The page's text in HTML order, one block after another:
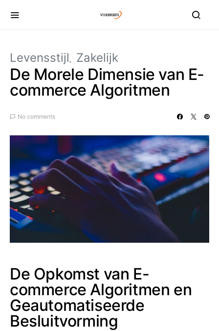
Levensstijl Zakelijk
De Morele Dimensie van E-
commerce Algoritmen
No comments
De Opkomst van E-
commerce Algoritmen en
Geautomatiseerde
Besluitvorming